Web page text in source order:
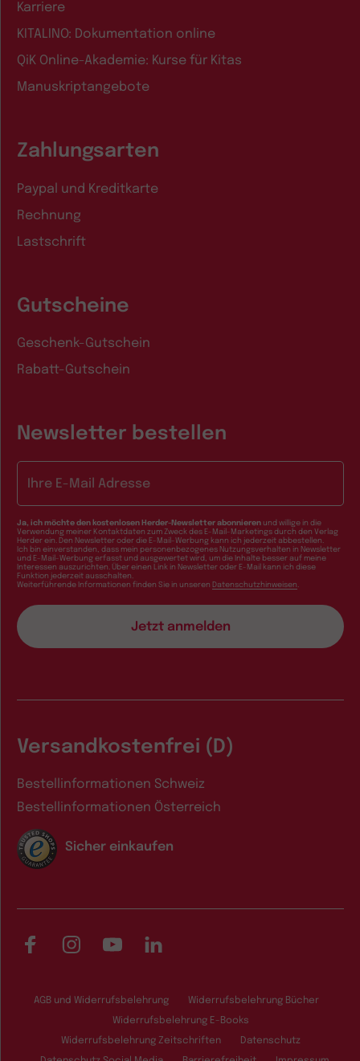
Karriere
KITALINO: Dokumentation online
QiK Online-Akademie: Kurse für Kitas
Manuskriptangebote
Zahlungsarten
Paypal und Kreditkarte
Rechnung
Lastschrift
Gutscheine
Geschenk-Gutschein
Rabatt-Gutschein
Newsletter bestellen
Ja, ich möchte den kostenlosen Herder-Newsletter abonnieren und willige in die
Verwendung meiner Kontaktdaten zum Zweck des E-Mail-Marketings durch den Verlag
Herder ein. Den Newsletter oder die E-Mail-Werbung kann ich jederzeit abbestellen.
Ich bin einverstanden, dass mein personenbezogenes Nutzungsverhalten in Newsletter
und E-Mail-Werbung erfasst und ausgewertet wird, um die Inhalte besser auf meine
Interessen auszurichten. Über einen Link in Newsletter oder E-Mail kann ich diese
Funktion jederzeit ausschalten.
Weiterführende Informationen finden Sie in unseren Datenschutzhinweisen .
Versandkostenfrei (D)
Bestellinformationen Schweiz
Bestellinformationen Österreich
Sicher einkaufen
FacebookInstagramYouTubeLinkedIn
AGB und Widerrufsbelehrung Widerrufsbelehrung Bücher
Widerrufsbelehrung E-Books
Widerrufsbelehrung Zeitschriften Datenschutz